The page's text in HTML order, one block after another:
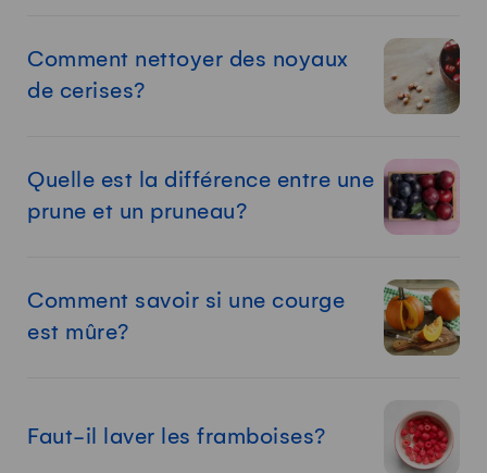
Comment nettoyer des noyaux
de cerises?
Quelle est la différence entre une
prune et un pruneau?
Comment savoir si une courge
est mûre?
Faut-il laver les framboises?